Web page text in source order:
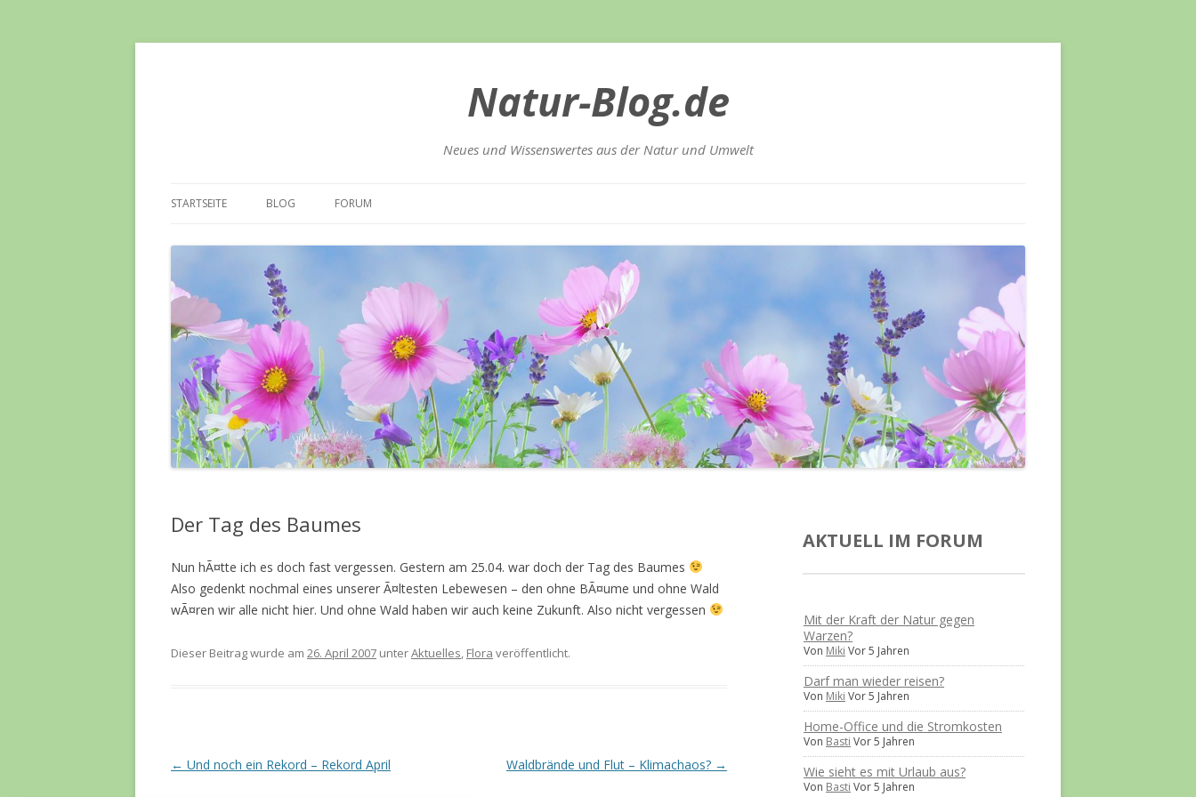
Natur-Blog.de
Neues und Wissenswertes aus der Natur und Umwelt
STARTSEITE BLOG FORUM
Der Tag des Baumes
Nun hÃ¤tte ich es doch fast vergessen. Gestern am 25.04. war doch der Tag des Baumes
Also gedenkt nochmal eines unserer Ã¤ltesten Lebewesen – den ohne BÃ¤ume und ohne Wald
wÃ¤ren wir alle nicht hier. Und ohne Wald haben wir auch keine Zukunft. Also nicht vergessen
Dieser Beitrag wurde am 26. April 2007 unterAktuelles, Flora veröffentlicht.
Beitrags-
← Und noch ein Rekord – Rekord April Waldbrände und Flut – Klimachaos? →
AKTUELL IM FORUM
Mit der Kraft der Natur gegen
Warzen?
Von Miki Vor 5 Jahren
Darf man wieder reisen?
Von Miki Vor 5 Jahren
Home-Office und die Stromkosten
Von Basti Vor 5 Jahren
Wie sieht es mit Urlaub aus?
Von Basti Vor 5 Jahren